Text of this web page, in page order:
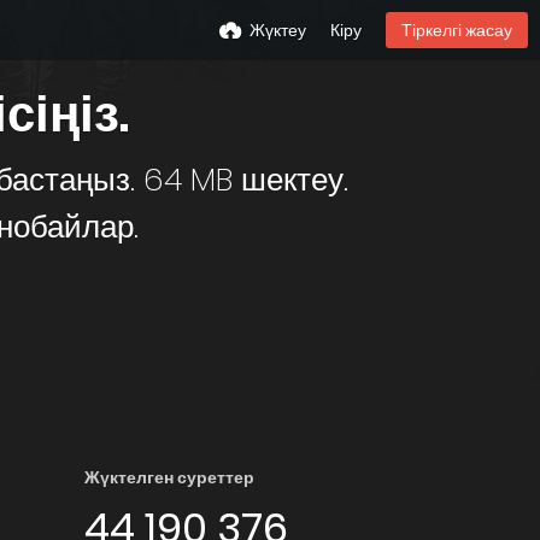
Жүктеу Кіру Тіркелгі жасау
64 MB шектеу.
Жүктелген суреттер
44 190 376